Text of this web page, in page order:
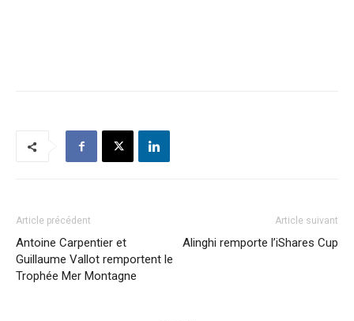
Article précédent
Antoine Carpentier et
Guillaume Vallot remportent le
Trophée Mer Montagne
Article suivant
Alinghi remporte l’iShares Cup